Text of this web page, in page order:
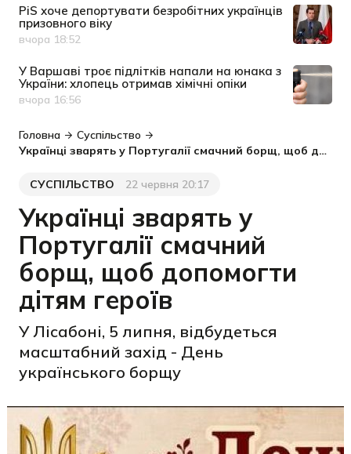
PiS хоче депортувати безробітних українців
призовного віку
Дата публікації
вчора 18:52
У Варшаві троє підлітків напали на юнака з
України: хлопець отримав хімічні опіки
Дата публікації
вчора 16:56
Головна
Суспільство
Українці зварять у Португалії смачний борщ, щоб допомогти дітям героїв
Категорія
СУСПІЛЬСТВО
Дата публікації22 червня 20:17
Українці зварять у
Португалії смачний
борщ, щоб допомогти
дітям героїв
У Лісабоні, 5 липня, відбудеться
масштабний захід - День
українського борщу